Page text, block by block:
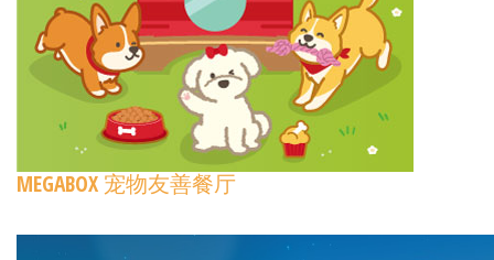
MEGABOX 宠物友善餐厅